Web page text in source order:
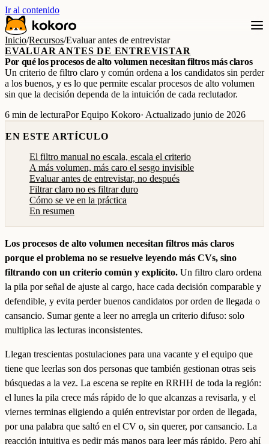
Ir al contenido
Inicio/Recursos/Evaluar antes de entrevistar
EVALUAR ANTES DE ENTREVISTAR
Por qué los procesos de alto volumen necesitan filtros más claros
Un criterio de filtro claro y común ordena a los candidatos sin perder
a los buenos, y es lo que permite escalar procesos de alto volumen
sin que la decisión dependa de la intuición de cada reclutador.
6 min de lecturaPor Equipo Kokoro· Actualizado junio de 2026
EN ESTE ARTÍCULO
El filtro manual no escala, escala el criterio
A más volumen, más caro el sesgo invisible
Evaluar antes de entrevistar, no después
Filtrar claro no es filtrar duro
Cómo se ve en la práctica
En resumen
Los procesos de alto volumen necesitan filtros más claros
porque el problema no se resuelve leyendo más CVs, sino
filtrando con un criterio común y explícito. Un filtro claro ordena
la pila por señal de ajuste al cargo, hace cada decisión comparable y
defendible, y evita perder buenos candidatos por orden de llegada o
cansancio. Sumar gente a leer no arregla un criterio difuso: solo
multiplica las lecturas inconsistentes.
Llegan trescientas postulaciones para una vacante y el equipo que
tiene que leerlas son dos personas que también gestionan otras seis
búsquedas a la vez. La escena se repite en RRHH de toda la región:
el lunes la pila crece más rápido de lo que alcanzas a revisarla, y el
viernes terminas eligiendo a quién entrevistar por orden de llegada,
por una palabra que saltó en el CV o, sin querer, por cansancio. La
reacción intuitiva es pedir más manos para leer más rápido. Pero ahí